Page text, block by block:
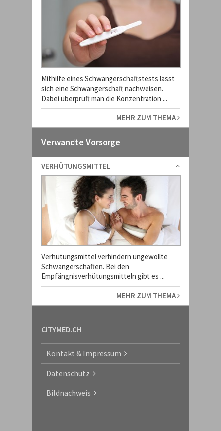
Mithilfe eines Schwangerschaftstests lässt
sich eine Schwangerschaft nachweisen.
Dabei überprüft man die Konzentration ...
MEHR ZUM THEMA
Verwandte Vorsorge
VERHÜTUNGSMITTEL
Verhütungsmittel verhindern ungewollte
Schwangerschaften. Bei den
Empfängnisverhütungsmitteln gibt es ...
MEHR ZUM THEMA
CITYMED.CH
Kontakt & Impressum
Datenschutz
Bildnachweis